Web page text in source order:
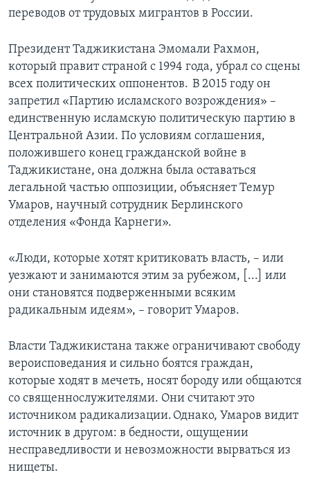
переводов от трудовых мигрантов в России.
Президент Таджикистана Эмомали Рахмон,
который правит страной с 1994 года, убрал со сцены
всех политических оппонентов. В 2015 году он
запретил «Партию исламского возрождения» –
единственную исламскую политическую партию в
Центральной Азии. По условиям соглашения,
положившего конец гражданской войне в
Таджикистане, она должна была оставаться
легальной частью оппозиции, объясняет Темур
Умаров, научный сотрудник Берлинского
отделения «Фонда Карнеги».
«Люди, которые хотят критиковать власть, – или
уезжают и занимаются этим за рубежом, [...] или
они становятся подверженными всяким
радикальным идеям», – говорит Умаров.
Власти Таджикистана также ограничивают свободу
вероисповедания и сильно боятся граждан,
которые ходят в мечеть, носят бороду или общаются
со священнослужителями. Они считают это
источником радикализации. Однако, Умаров видит
источник в другом: в бедности, ощущении
несправедливости и невозможности вырваться из
нищеты.